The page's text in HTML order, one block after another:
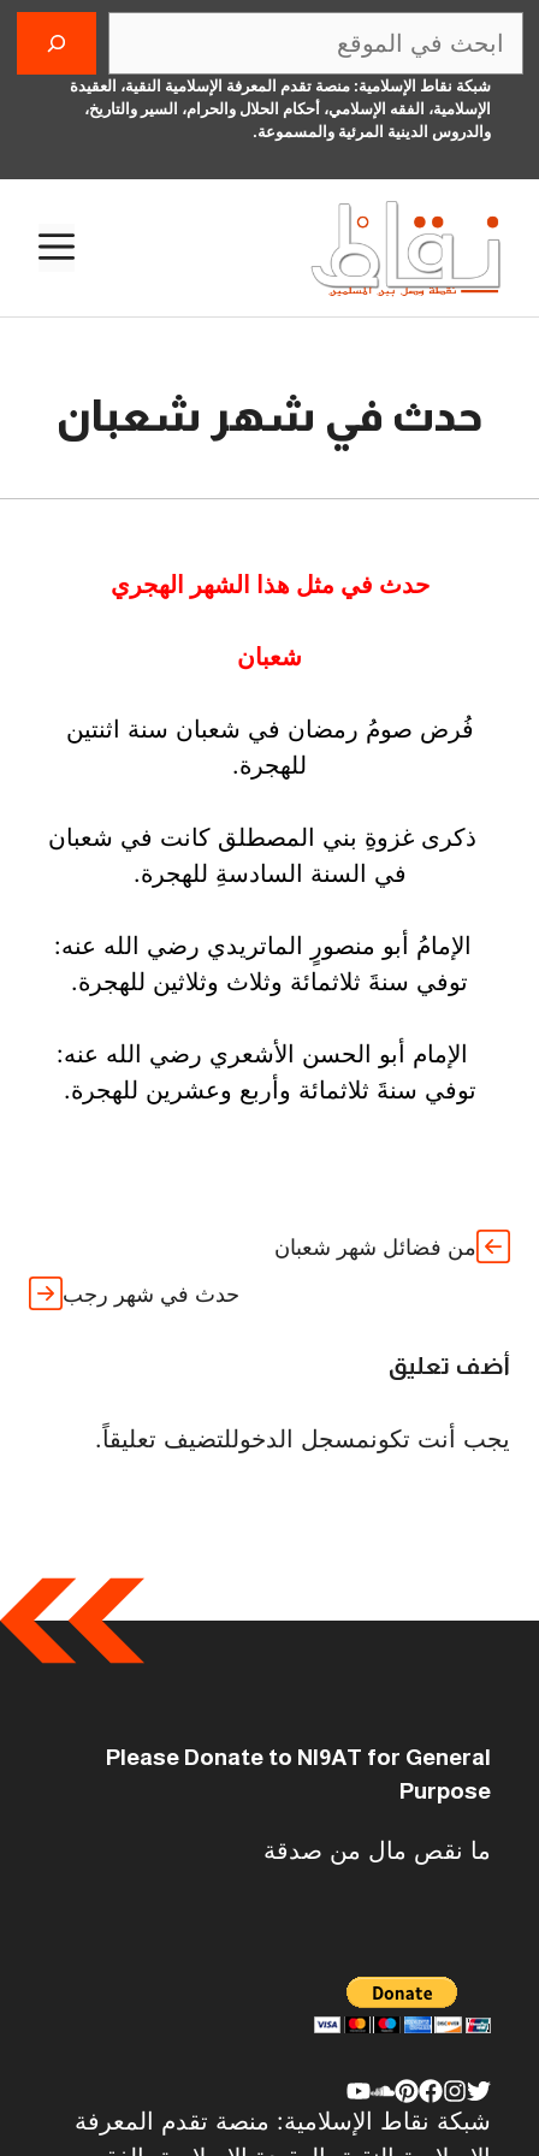
انتقل
المحتوىشبكة نقاط الإسلامية: منصة تقدم المعرفة الإسلامية النقية، العقيدة
الإسلامية، الفقه الإسلامي، أحكام الحلال والحرام، السير والتاريخ،
والدروس الدينية المرئية والمسموعة.
حدث في شهر شعبان
حدث في مثل هذا الشهر الهجري
شعبان
فُرض صومُ رمضان في شعبان سنة اثنتين
للهجرة.
ذكرى غزوةِ بني المصطلق كانت في شعبان
في السنة السادسةِ للهجرة.
الإمامُ أبو منصورٍ الماتريدي رضي الله عنه:
توفي سنةَ ثلاثمائة وثلاث وثلاثين للهجرة.
الإمام أبو الحسن الأشعري رضي الله عنه:
توفي سنةَ ثلاثمائة وأربع وعشرين للهجرة.
من فضائل شهر شعبان
حدث في شهر رجب
أضف تعليق
يجب أنت تكونمسجل الدخوللتضيف تعليقاً.
Please Donate to NI9AT for General
Purpose
ما نقص مال من صدقة
شبكة نقاط الإسلامية: منصة تقدم المعرفة